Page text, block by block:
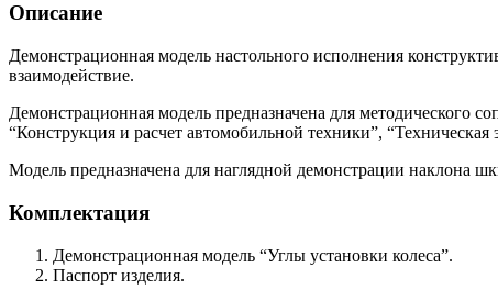
Описание
Демонстрационная модель настольного исполнения
взаимодействие.
Демонстрационная модель предназначена для методического
“Конструкция и расчет автомобильной техники”,
Модель предназначена для наглядной демонстрации наклона
Комплектация
Демонстрационная модель “Углы установки колеса”.
Паспорт изделия.